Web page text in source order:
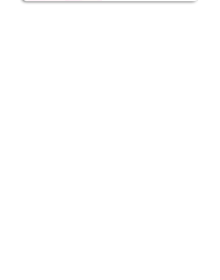
وفّر 30% على ملابس زيكي الرياضية: ملابس الجيم، الأثلير، القمصان،